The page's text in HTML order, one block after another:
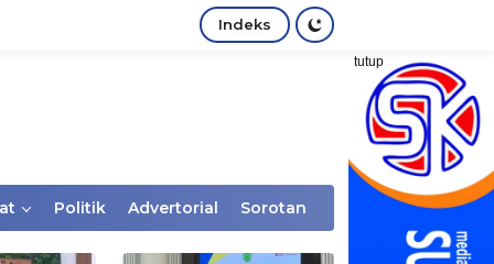
Indeks
tutup
Politik Advertorial Sorotan